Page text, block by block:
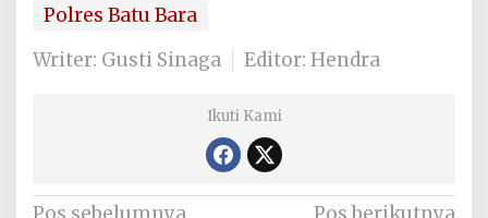
Polres Batu Bara
Writer: Gusti Sinaga
Editor: Hendra
Ikuti Kami
Pos sebelumnya
Pos berikutnya